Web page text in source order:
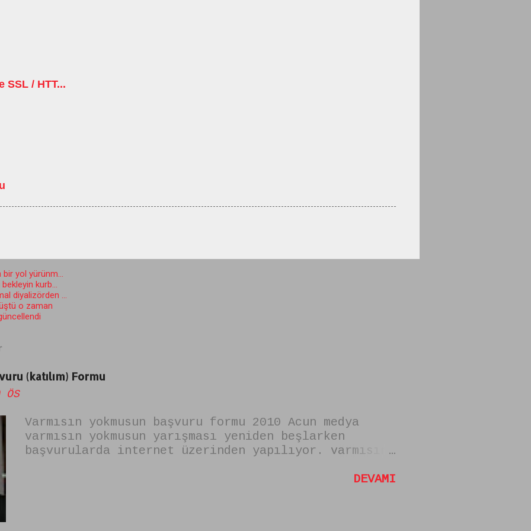
SSL / HTT...
bir yol yürünm...
kurb...
diyalizörden ...
o zaman
(katılım) Formu
Varmısın yokmusun başvuru formu 2010 Acun medya
varmısın yokmusun yarışması yeniden beşlarken
başvurularda internet üzerinden yapılıyor. varmısın
için dikkat edilmesi gerekenler şunlar. VAR MISINDEVAMI